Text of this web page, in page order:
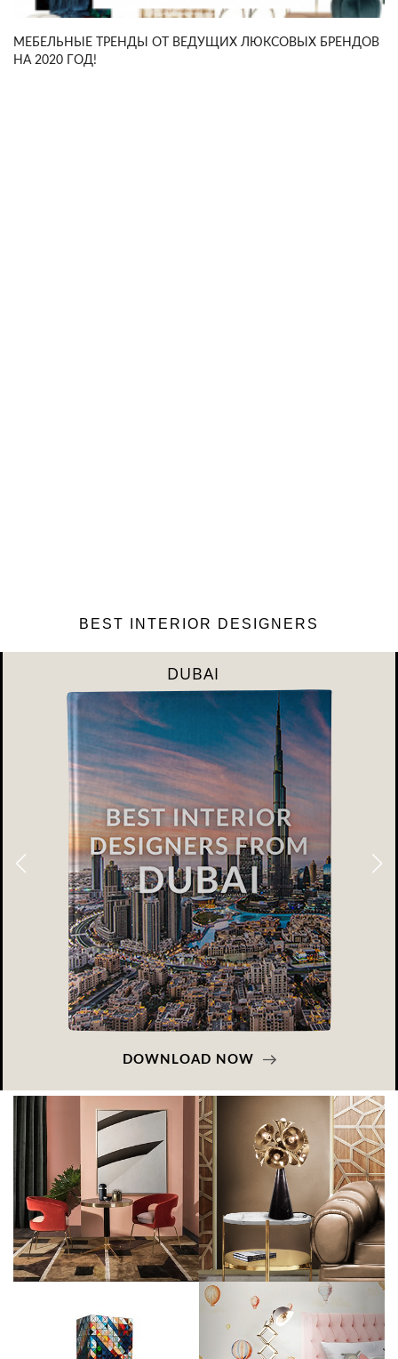
МЕБЕЛЬНЫЕ ТРЕНДЫ ОТ ВЕДУЩИХ ЛЮКСОВЫХ БРЕНДОВ
НА 2020 ГОД!
BEST INTERIOR DESIGNERS
RIYAHD
DOWNLOAD NOW